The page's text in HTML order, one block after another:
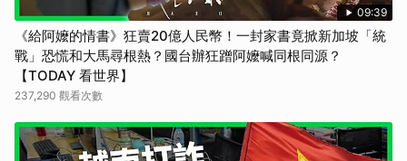
09:39
《給阿嬤的情書》狂賣20億人民幣！一封家書竟掀新加坡「統
戰」恐慌和大馬尋根熱？國台辦狂蹭阿嬤喊同根同源？
【TODAY 看世界】
237,290 觀看次數